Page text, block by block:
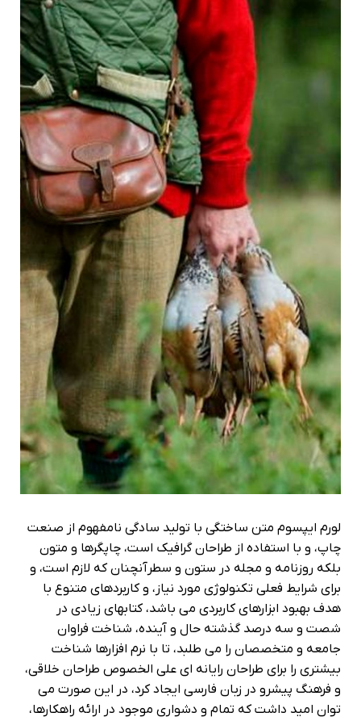
لورم ایپسوم متن ساختگی با تولید سادگی نامفهوم از صنعت
چاپ، و با استفاده از طراحان گرافیک است، چاپگرها و متون
بلکه روزنامه و مجله در ستون و سطرآنچنان که لازم است، و
برای شرایط فعلی تکنولوژی مورد نیاز، و کاربردهای متنوع با
هدف بهبود ابزارهای کاربردی می باشد، کتابهای زیادی در
شصت و سه درصد گذشته حال و آینده، شناخت فراوان
جامعه و متخصصان را می طلبد، تا با نرم افزارها شناخت
بیشتری را برای طراحان رایانه ای علی الخصوص طراحان خلاقی،
و فرهنگ پیشرو در زبان فارسی ایجاد کرد، در این صورت می
توان امید داشت که تمام و دشواری موجود در ارائه راهکارها،